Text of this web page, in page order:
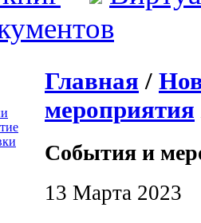
Главная /
мероприятия
События и
13 Марта 2023